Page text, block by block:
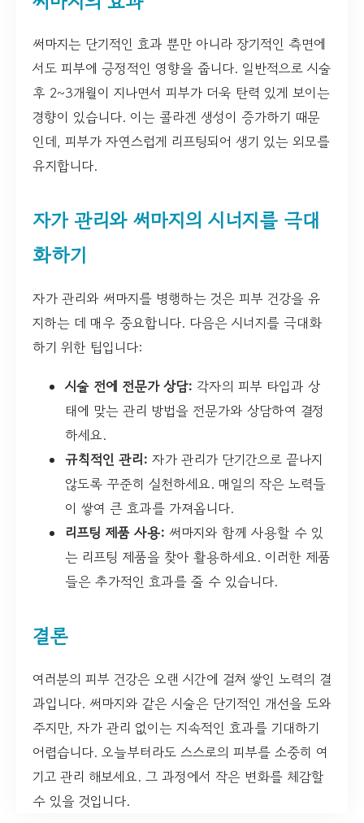
써마지는 단기적인 효과 뿐만 아니라 장기적인 측면에
서도 피부에 긍정적인 영향을 줍니다. 일반적으로 시술
후 2~3개월이 지나면서 피부가 더욱 탄력 있게 보이는
경향이 있습니다. 이는 콜라겐 생성이 증가하기 때문
인데, 피부가 자연스럽게 리프팅되어 생기 있는 외모를
유지합니다.
자가 관리와 써마지의 시너지를 극대
화하기
자가 관리와 써마지를 병행하는 것은 피부 건강을 유
지하는 데 매우 중요합니다. 다음은 시너지를 극대화
하기 위한 팁입니다:
시술 전에 전문가 상담: 각자의 피부 타입과 상
태에 맞는 관리 방법을 전문가와 상담하여 결정
하세요.
규칙적인 관리: 자가 관리가 단기간으로 끝나지
않도록 꾸준히 실천하세요. 매일의 작은 노력들
이 쌓여 큰 효과를 가져옵니다.
리프팅 제품 사용: 써마지와 함께 사용할 수 있
는 리프팅 제품을 찾아 활용하세요. 이러한 제품
들은 추가적인 효과를 줄 수 있습니다.
결론
여러분의 피부 건강은 오랜 시간에 걸쳐 쌓인 노력의 결
과입니다. 써마지와 같은 시술은 단기적인 개선을 도와
주지만, 자가 관리 없이는 지속적인 효과를 기대하기
어렵습니다. 오늘부터라도 스스로의 피부를 소중히 여
기고 관리 해보세요. 그 과정에서 작은 변화를 체감할
수 있을 것입니다.